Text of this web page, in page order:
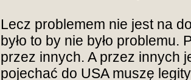
Lecz problemem nie jest na
było to by nie było
przez innych. A przez innych
pojechać do USA muszę